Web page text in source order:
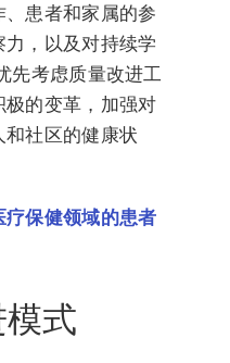
患者和家属的参
，以及对持续学
先考虑质量改进工
的变革，加强对
社区的健康状
疗保健领域的患者
式